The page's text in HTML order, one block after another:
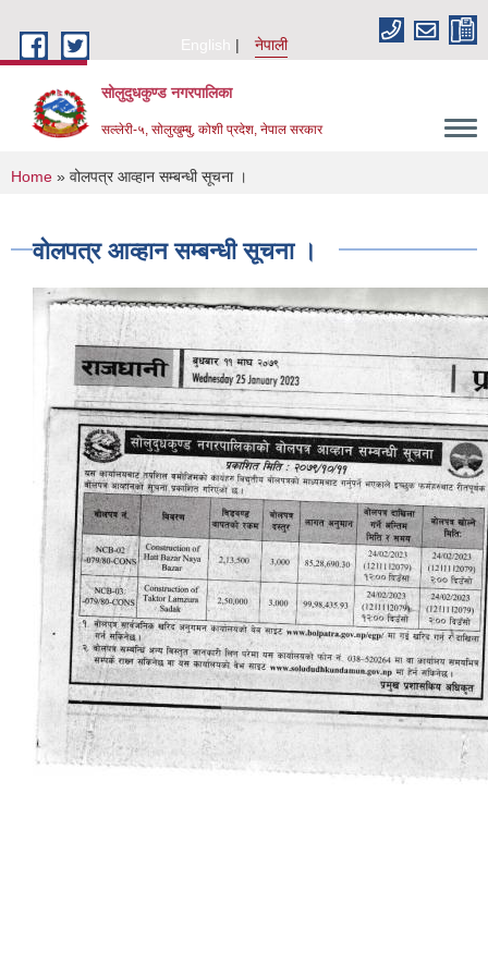
English
नेपाली
सोलुदुधकुण्ड नगरपालिका
सल्लेरी-५, सोलुखुम्बु, कोशी प्रदेश, नेपाल सरकार
You are here
Home » वोलपत्र आव्हान सम्बन्धी सूचना ।
वोलपत्र आव्हान सम्बन्धी सूचना ।